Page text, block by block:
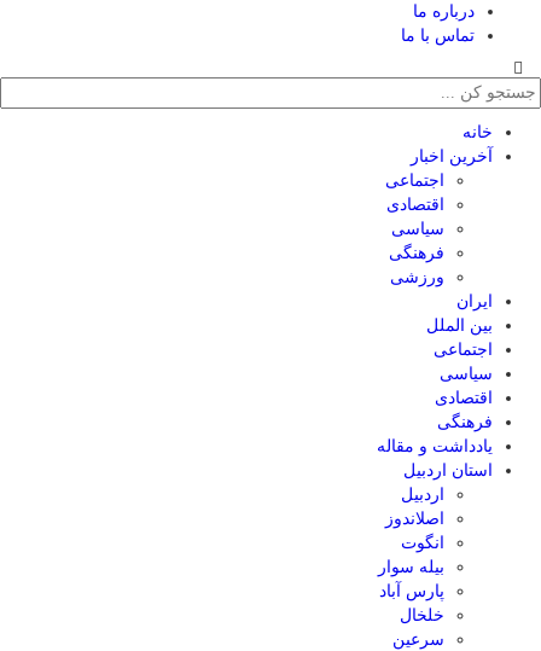
درباره ما
تماس با ما
خانه
آخرین اخبار
اجتماعی
اقتصادی
سیاسی
فرهنگی
ورزشی
ایران
بین الملل
اجتماعی
سیاسی
اقتصادی
فرهنگی
یادداشت و مقاله
استان اردبیل
اردبیل
اصلاندوز
انگوت
بیله سوار
پارس آباد
خلخال
سرعین